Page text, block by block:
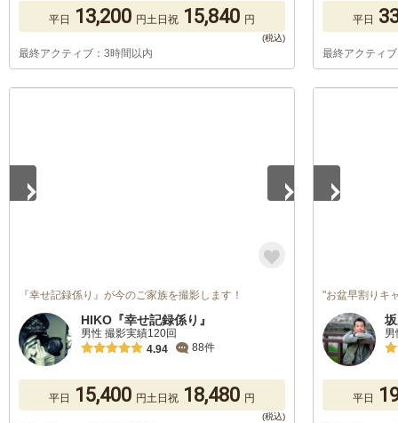
平日 13,200 円土日祝 15,840 円
最終アクティブ：3時間以内
平日
最終アクティ
『幸せ記録係り』が今のご家族を撮影します！
HIKO『幸せ記録係り』
男性 撮影実績120回
4.94
88件
平日 15,400 円土日祝 18,480 円
"お盆早割りキ
平日